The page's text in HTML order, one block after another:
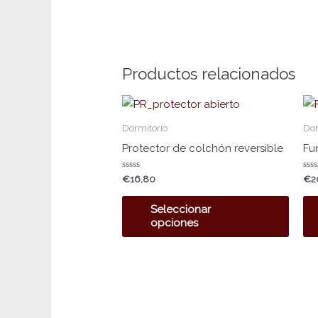
Productos relacionados
Dormitorio
Protector de colchón reversible
Valorado
0
€16,80
Seleccionar
opciones
Este
tiene
Las
se
0
€